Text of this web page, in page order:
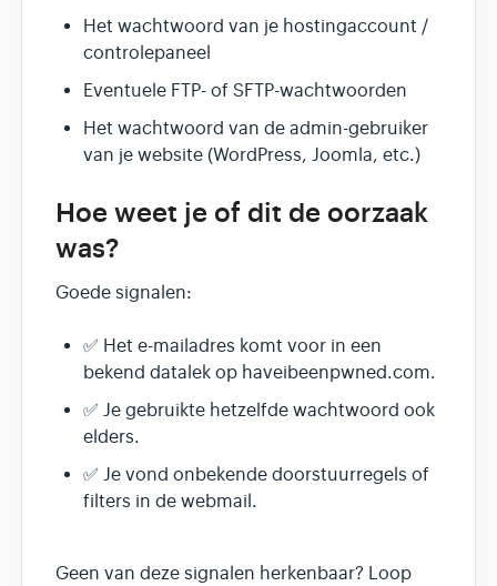
Het wachtwoord van je hostingaccount /
controlepaneel
Eventuele FTP- of SFTP-wachtwoorden
Het wachtwoord van de admin-gebruiker
van je website (WordPress, Joomla, etc.)
Hoe weet je of dit de oorzaak
was?
Goede signalen:
✅ Het e-mailadres komt voor in een
bekend datalek op haveibeenpwned.com.
✅ Je gebruikte hetzelfde wachtwoord ook
elders.
✅ Je vond onbekende doorstuurregels of
filters in de webmail.
Geen van deze signalen herkenbaar? Loop